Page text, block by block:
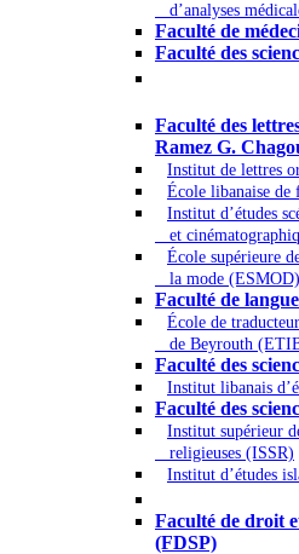
d’analyses
Faculté de
Faculté des
Faculté des
Ramez G.
Institut de lettres
École libanaise
Institut d’études
et
École supérieure
la mode (ESMOD)
Faculté de
École de
de Beyrouth
Faculté des
Institut libanais
Faculté des
Institut supérieur
religieuses (ISSR)
Institut d’études
Faculté de droit
(FDSP)